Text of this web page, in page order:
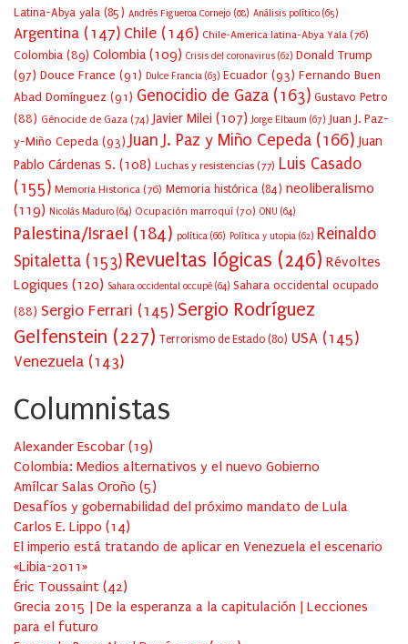
Latina-Abya yala (85) Andrés Figueroa Cornejo (68) Análisis político (65)
Argentina (147) Chile (146) Chile-America latina-Abya Yala (76)
Colombia (89) Colombia(109) Crisis del coronavirus (62) Donald Trump
(97) Douce France (91) Dulce Francia (63) Ecuador (93) Fernando Buen
Abad Domínguez (91) Genocidio de Gaza (163) Gustavo Petro
(88) Génocide de Gaza (74) Javier Milei (107) Jorge Elbaum (67) Juan J. Paz-
y-Miño Cepeda (93) Juan J. Paz y Miño Cepeda (166) Juan
Pablo Cárdenas S. (108) Luchas y resistencias (77) Luis Casado
(155) Memoria Historica (76) Memoria histórica (84) neoliberalismo
(119) Nicolás Maduro (64) Ocupación marroquí (70) ONU (64)
Palestina/Israel (184) política (66) Política y utopia (62) Reinaldo
Spitaletta (153) Revueltas lógicas (246) Révoltes
Logiques (120) Sahara occidental occupé (64) Sahara occidental ocupado
(88) Sergio Ferrari (145) Sergio Rodríguez
Gelfenstein (227) Terrorismo de Estado (80) USA (145)
Venezuela (143)
Columnistas
Alexander Escobar (19)
Colombia: Medios alternativos y el nuevo Gobierno
Amílcar Salas Oroño (5)
Desafíos y gobernabilidad del próximo mandato de Lula
Carlos E. Lippo (14)
El imperio está tratando de aplicar en Venezuela el escenario
«Libia-2011»
Éric Toussaint (42)
Grecia 2015 | De la esperanza a la capitulación | Lecciones
para el futuro